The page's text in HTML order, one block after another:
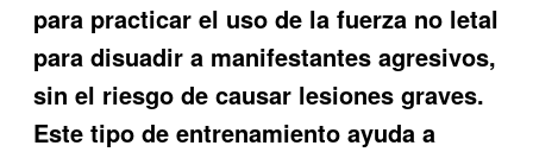
para practicar el uso de la fuerza no letal
para disuadir a manifestantes agresivos,
sin el riesgo de causar lesiones graves.
Este tipo de entrenamiento ayuda a